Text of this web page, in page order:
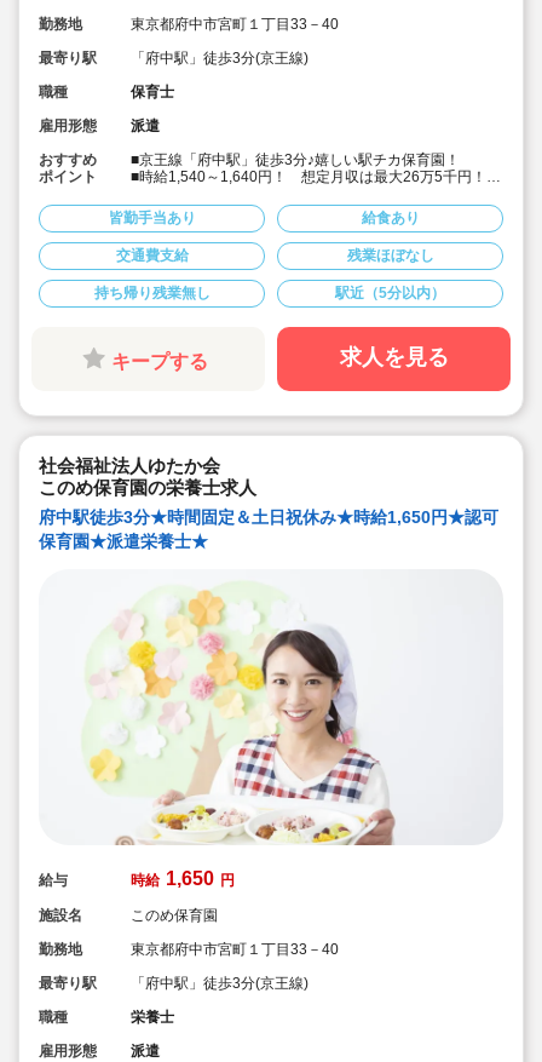
勤務地
東京都府中市宮町１丁目33－40
最寄り駅
「府中駅」徒歩3分(京王線)
職種
保育士
雇用形態
派遣
おすすめ
ポイント
■京王線「府中駅」徒歩3分♪嬉しい駅チカ保育園！
■時給1,540～1,640円！ 想定月収は最大26万5千円！
ワークバランスを重視される方、必見★
■保育や保育に関わる雑務などがメインです。書類業務な
し！（書類が苦手な方もご安心ください）
■定員73名、中規模な認可保育園！「愛情あふれる保
育」を大切にしています
■キララサポートはお仕事探しから入職後のフォローまで
しっかりサポートいたします☆
■まずはお気軽にご相談ください！
皆勤手当あり 給食あり
交通費支給 残業ほぼなし
持ち帰り残業無し 駅近（5分以内）
キープする 求人を見る
社会福祉法人ゆたか会
このめ保育園の栄養士求人
府中駅徒歩3分★時間固定＆土日祝休み★時給1,650円★認可
保育園★派遣栄養士★
給与 時給 1,650 円
施設名
このめ保育園
勤務地
東京都府中市宮町１丁目33－40
最寄り駅
「府中駅」徒歩3分(京王線)
職種
栄養士
雇用形態
派遣